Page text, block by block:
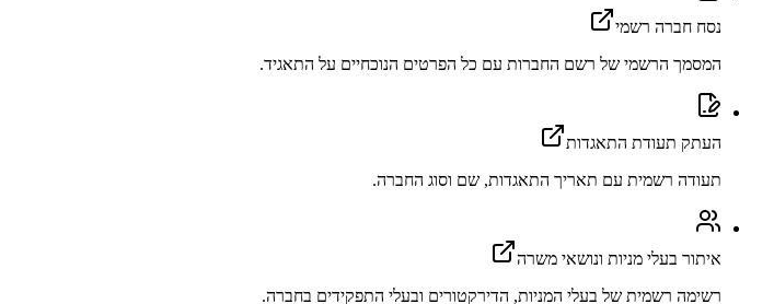
נסח חברה רשמי
המסמך הרשמי של רשם החברות עם כל הפרטים הנוכחיים על התאגיד.
העתק תעודת התאגדות
תעודה רשמית עם תאריך התאגדות, שם וסוג החברה.
איתור בעלי מניות ונושאי משרה
רשימה רשמית של בעלי המניות, הדירקטורים ובעלי התפקידים בחברה.